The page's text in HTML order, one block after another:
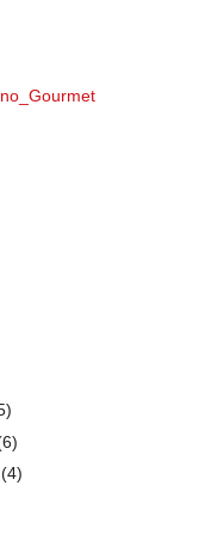
(4)